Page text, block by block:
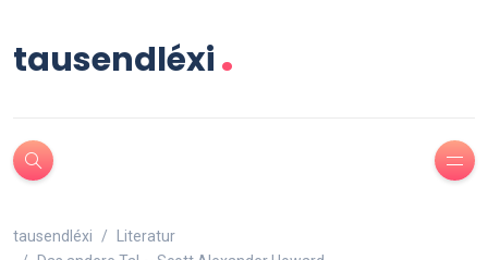
tausendléxi.
tausendléxi
Literatur